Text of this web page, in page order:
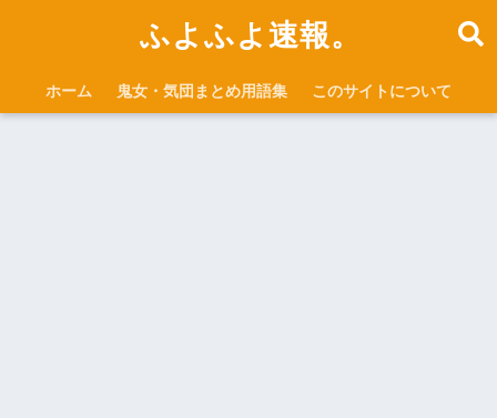
ふよふよ速報。
ホーム 鬼女・気団まとめ用語集 このサイトについて